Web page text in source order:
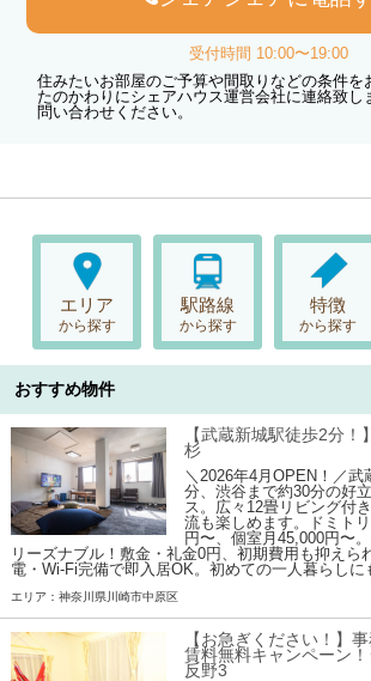
受付時間 10:00〜19:00
住みたいお部屋のご予算や間取りなどの条件を
たのかわりにシェアハウス運営会社に連絡致し
問い合わせください。
エリア
から探す
駅路線
から探す
特徴
から探す
おすすめ物件
【武蔵新城駅徒歩2分！
杉
＼2026年4月OPEN！／武
分、渋谷まで約30分の好
ス。広々12畳リビング付
流も楽しめます。ドミト
円〜、個室月45,000円〜
リーズナブル！敷金・礼金0円、初期費用も抑えら
電・Wi-Fi完備で即入居OK。初めての一人暮らしに
エリア：神奈川県川崎市中原区
【お急ぎください！】
賃料無料キャンペーン
反野3